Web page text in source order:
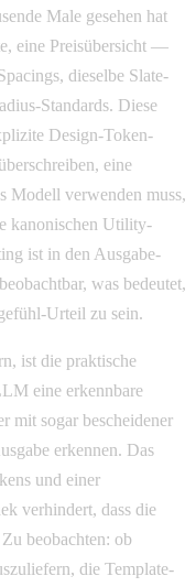
Male gesehen hat
eine Preisübersicht —
dieselbe Slate-
Standards. Diese
Design-Token-
eine
Modell verwenden muss,
kanonischen Utility-
ist in den Ausgabe-
was bedeutet,
Urteil zu sein.
ist die praktische
eine erkennbare
mit sogar bescheidener
erkennen. Das
und einer
verhindert, dass die
beobachten: ob
die Template-